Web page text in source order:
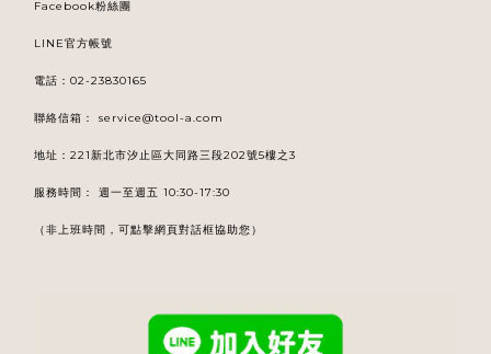
Facebook粉絲團
LINE官方帳號
電話 ： 02-23830165
聯絡信箱： service@tool-a.com
地址：221新北市汐止區大同路三段202號5樓之3
服務時間： 週一至週五 10:30-17:30
（非上班時間，可點擊網頁對話框協助您）